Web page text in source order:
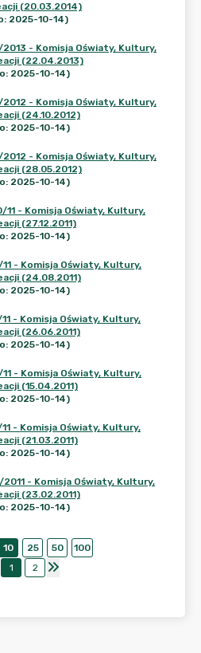
(20.03.2014)
2025-10-14)
- Komisja Oświaty, Kultury,
(22.04.2013)
2025-10-14)
- Komisja Oświaty, Kultury,
(24.10.2012)
2025-10-14)
- Komisja Oświaty, Kultury,
(28.05.2012)
2025-10-14)
11 - Komisja Oświaty, Kultury,
(27.12.2011)
2025-10-14)
- Komisja Oświaty, Kultury,
(24.08.2011)
2025-10-14)
- Komisja Oświaty, Kultury,
(26.06.2011)
2025-10-14)
- Komisja Oświaty, Kultury,
(15.04.2011)
2025-10-14)
- Komisja Oświaty, Kultury,
(21.03.2011)
2025-10-14)
- Komisja Oświaty, Kultury,
(23.02.2011)
2025-10-14)
10 25 50
100
1
2